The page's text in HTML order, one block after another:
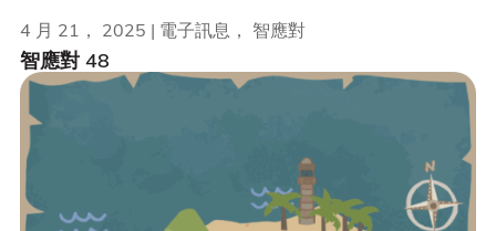
智應對 48
4 月 21， 2025 | 電子訊息， 智應對